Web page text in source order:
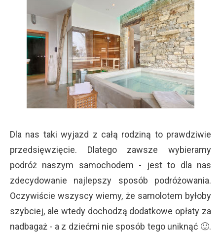
Dla nas taki wyjazd z całą rodziną to prawdziwie
przedsięwzięcie. Dlatego zawsze wybieramy
podróż naszym samochodem - jest to dla nas
zdecydowanie najlepszy sposób podróżowania.
Oczywiście wszyscy wiemy, że samolotem byłoby
szybciej, ale wtedy dochodzą dodatkowe opłaty za
nadbagaż - a z dziećmi nie sposób tego uniknąć 🙂.